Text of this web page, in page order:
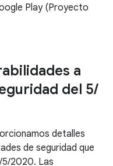
Play (Proyecto
a
del 5/
detalles
de seguridad que
5/2020. Las